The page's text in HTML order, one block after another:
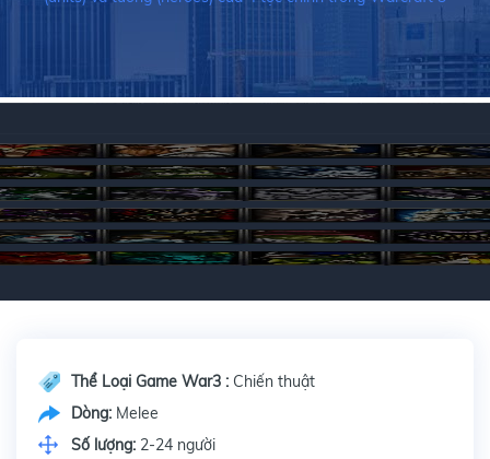
Thể Loại Game War3 : Chiến thuật
Dòng: Melee
Số lượng: 2-24 người